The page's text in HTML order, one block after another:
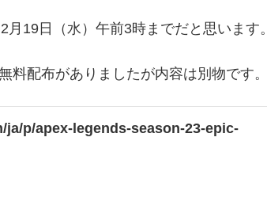
19日（水）午前3時までだと思います。
配布がありましたが内容は別物です。
p/apex-legends-season-23-epic-